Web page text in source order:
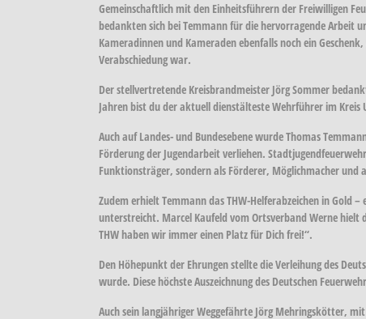
Gemeinschaftlich mit den Einheitsführern der Freiwilligen
bedankten sich bei Temmann für die hervorragende Arbeit
Kameradinnen und Kameraden ebenfalls noch ein
Verabschiedung war.
Der stellvertretende Kreisbrandmeister Jörg Sommer
Jahren bist du der aktuell dienstälteste Wehrführer im Kreis
Auch auf Landes- und Bundesebene wurde Thomas
Förderung der Jugendarbeit verliehen.
Funktionsträger, sondern als Förderer, Möglichmacher und
Zudem erhielt Temmann das THW-Helferabzeichen in Gold
unterstreicht. Marcel Kaufeld vom Ortsverband Werne hielt
THW haben wir immer einen Platz für Dich frei!“.
Den Höhepunkt der Ehrungen stellte die Verleihung des
wurde. Diese höchste Auszeichnung des Deutschen
Auch sein langjähriger Weggefährte Jörg Mehringskötter,